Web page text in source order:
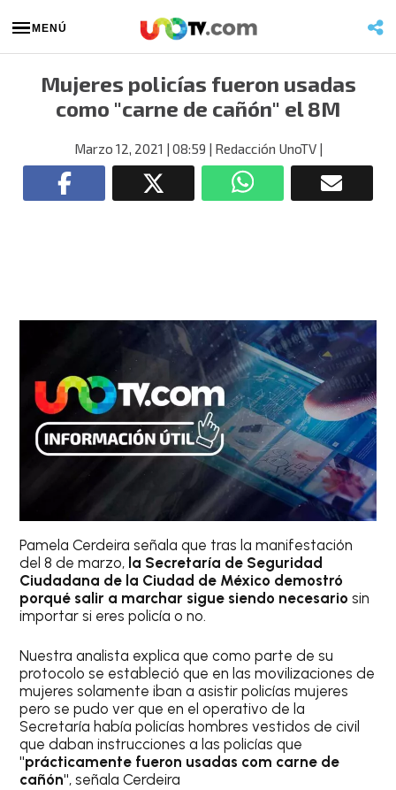
MENÚ
Mujeres policías fueron usadas
como "carne de cañón" el 8M
Marzo 12, 2021 | 08:59 | Redacción UnoTV|
Pamela Cerdeira señala que tras la manifestación
del 8 de marzo, la Secretaría de Seguridad
Ciudadana de la Ciudad de México demostró
porqué salir a marchar sigue siendo necesariosin
importar si eres policía o no.
Nuestra analista explica que como parte de su
protocolo se estableció que en las movilizaciones de
mujeres solamente iban a asistir policías mujeres
pero se pudo ver que en el operativo de la
Secretaría había policías hombres vestidos de civil
que daban instrucciones a las policías que
"prácticamente fueron usadas com carne de
cañón", señala Cerdeira